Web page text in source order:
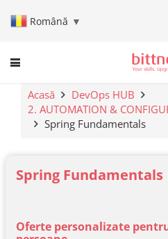
Română ▼
Acasă
DevOps HUB
2. AUTOMATION &
Spring Fundamentals
Spring Fundamentals
Oferte personalizate